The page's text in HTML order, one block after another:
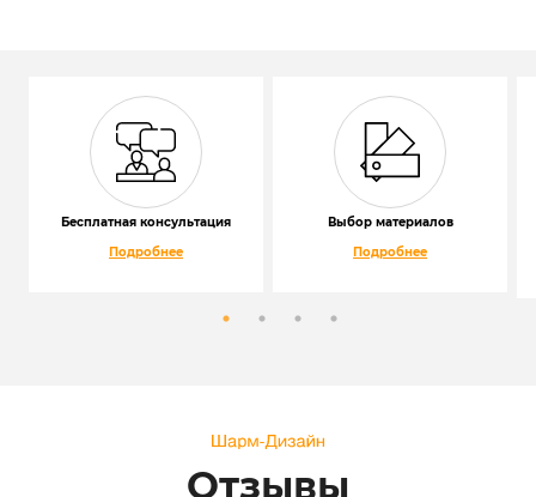
Бесплатная консультация
Подробнее
Выбор материалов
Подробнее
Отзывы